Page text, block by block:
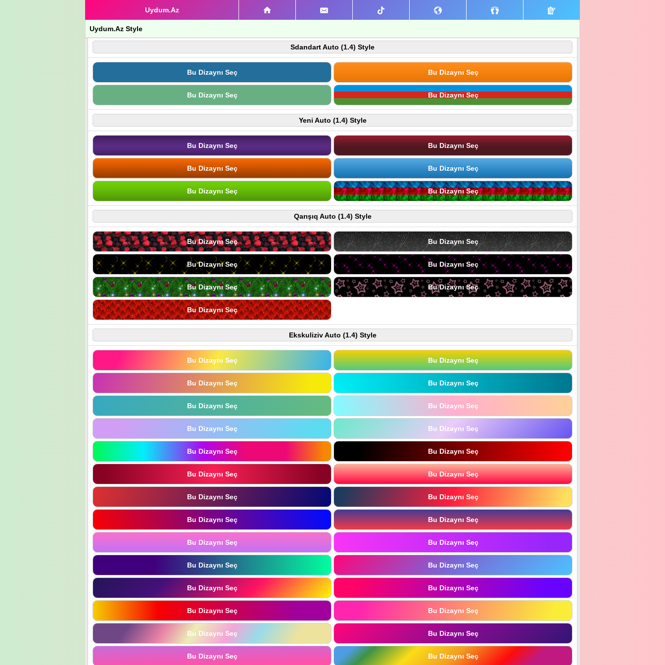
Uydum.Az
Uydum.Az Style
Sdandart Auto (1.4) Style
Bu Dizaynı Seç Bu Dizaynı Seç
Bu Dizaynı Seç Bu Dizaynı Seç
Yeni Auto (1.4) Style
Bu Dizaynı Seç Bu Dizaynı Seç
Bu Dizaynı Seç Bu Dizaynı Seç
Bu Dizaynı Seç Bu Dizaynı Seç
Qarışıq Auto (1.4) Style
Bu Dizaynı Seç Bu Dizaynı Seç
Bu Dizaynı Seç Bu Dizaynı Seç
Bu Dizaynı Seç Bu Dizaynı Seç
Bu Dizaynı Seç
Ekskuliziv Auto (1.4) Style
Bu Dizaynı Seç Bu Dizaynı Seç
Bu Dizaynı Seç Bu Dizaynı Seç
Bu Dizaynı Seç Bu Dizaynı Seç
Bu Dizaynı Seç Bu Dizaynı Seç
Bu Dizaynı Seç Bu Dizaynı Seç
Bu Dizaynı Seç Bu Dizaynı Seç
Bu Dizaynı Seç Bu Dizaynı Seç
Bu Dizaynı Seç Bu Dizaynı Seç
Bu Dizaynı Seç Bu Dizaynı Seç
Bu Dizaynı Seç Bu Dizaynı Seç
Bu Dizaynı Seç Bu Dizaynı Seç
Bu Dizaynı Seç Bu Dizaynı Seç
Bu Dizaynı Seç Bu Dizaynı Seç
Bu Dizaynı Seç Bu Dizaynı Seç